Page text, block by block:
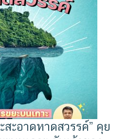
สะอาดหาดสวรรค์” คุย